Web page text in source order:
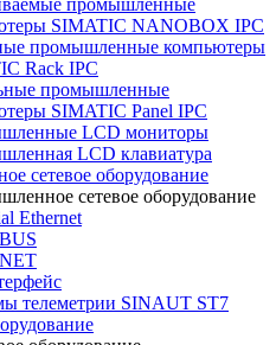
промышленные
SIMATIC NANOBOX IPC
промышленные компьютеры
Rack IPC
промышленные
SIMATIC Panel IPC
LCD мониторы
LCD клавиатура
сетевое оборудование
сетевое оборудование
Ethernet
телеметрии SINAUT ST7